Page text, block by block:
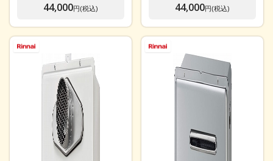
44,000円(税込) 44,000円(税込)